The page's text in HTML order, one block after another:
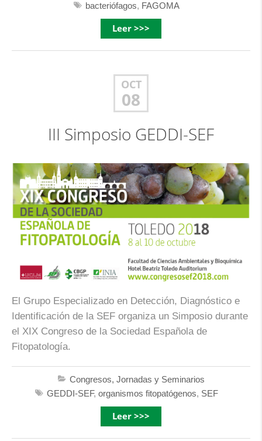
bacteriófagos, FAGOMA
Leer >>>
OCT
08
III Simposio GEDDI-SEF
El Grupo Especializado en Detección, Diagnóstico e
Identificación de la SEF organiza un Simposio durante
el XIX Congreso de la Sociedad Española de
Fitopatología.
Congresos, Jornadas y Seminarios
GEDDI-SEF, organismos fitopatógenos, SEF
Leer >>>